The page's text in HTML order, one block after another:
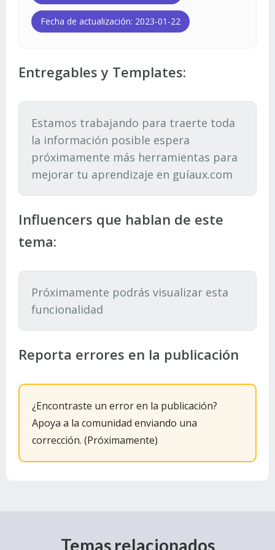
Fecha de actualización: 2023-01-22
Entregables y Templates:
Estamos trabajando para traerte toda
la información posible espera
próximamente más herramientas para
mejorar tu aprendizaje en guíaux.com
Influencers que hablan de este
tema:
Próximamente podrás visualizar esta
funcionalidad
Reporta errores en la publicación
¿Encontraste un error en la publicación?
Apoya a la comunidad enviando una
corrección. (Próximamente)
Temas relacionados